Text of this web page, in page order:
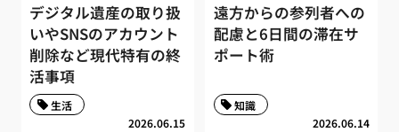
デジタル遺産の取り扱
いやSNSのアカウント
削除など現代特有の終
活事項
2026.06.15
生活
遠方からの参列者への
配慮と6日間の滞在サ
ポート術
2026.06.14
知識